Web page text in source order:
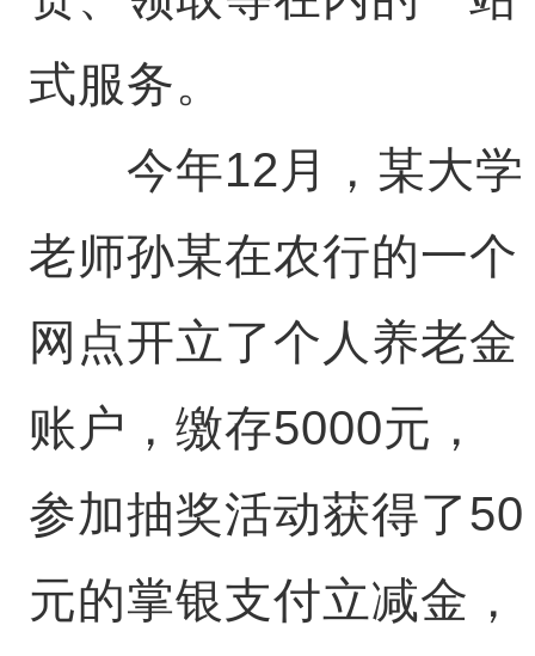
式服务。
今年12月，某大学
老师孙某在农行的一个
网点开立了个人养老金
账户，缴存5000元，
参加抽奖活动获得了50
元的掌银支付立减金，